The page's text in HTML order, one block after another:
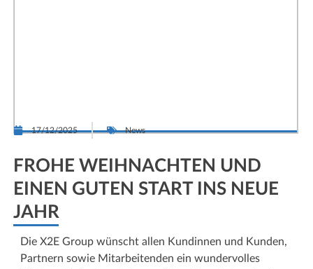
17/12/2025 News
FROHE WEIHNACHTEN UND
EINEN GUTEN START INS NEUE
JAHR
Die X2E Group wünscht allen Kundinnen und Kunden,
Partnern sowie Mitarbeitenden ein wundervolles